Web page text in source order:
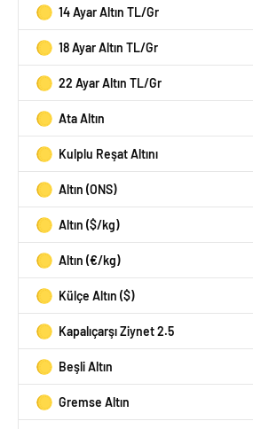
14 Ayar Altın TL/Gr
18 Ayar Altın TL/Gr
22 Ayar Altın TL/Gr
Ata Altın
Kulplu Reşat Altını
Altın (ONS)
Altın ($/kg)
Altın (€/kg)
Külçe Altın ($)
Kapalıçarşı Ziynet 2.5
Beşli Altın
Gremse Altın